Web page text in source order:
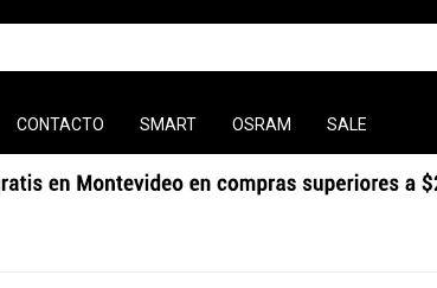
CONTACTO SMART OSRAM SALE